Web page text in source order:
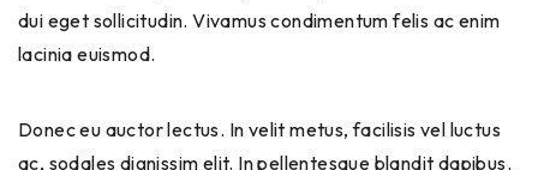
dui eget sollicitudin. Vivamus condimentum felis ac enim
lacinia euismod.
Donec eu auctor lectus. In velit metus, facilisis vel luctus
ac, sodales dignissim elit. In pellentesque blandit dapibus.